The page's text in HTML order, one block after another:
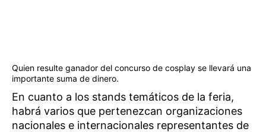
Quien resulte ganador del concurso de cosplay se llevará una
importante suma de dinero.
En cuanto a los stands temáticos de la feria,
habrá varios que pertenezcan organizaciones
nacionales e internacionales representantes de